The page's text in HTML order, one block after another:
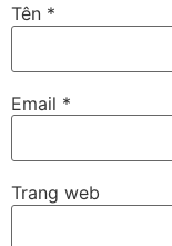
Tên *
Email *
Trang web